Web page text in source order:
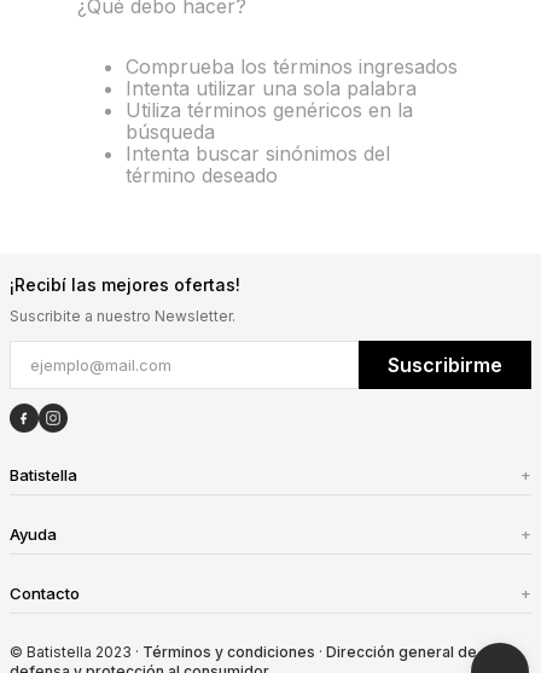
¿Qué debo hacer?
Comprueba los términos ingresados
Intenta utilizar una sola palabra
Utiliza términos genéricos en la
búsqueda
Intenta buscar sinónimos del
término deseado
¡Recibí las mejores ofertas!
Suscribite a nuestro Newsletter.
Suscribirme
Batistella +
Ayuda +
Contacto +
© Batistella 2023 · Términos y condiciones · Dirección general de